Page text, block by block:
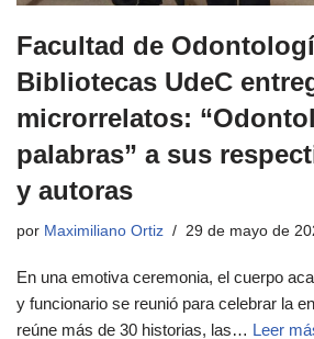
Facultad de
Bibliotecas UdeC
microrrelatos:
palabras” a sus
y autoras
por Maximiliano Ortiz 29 de mayo de
En una emotiva ceremonia, el cuerpo
y funcionario se reunió para celebrar la
reúne más de 30 historias, las… Leer